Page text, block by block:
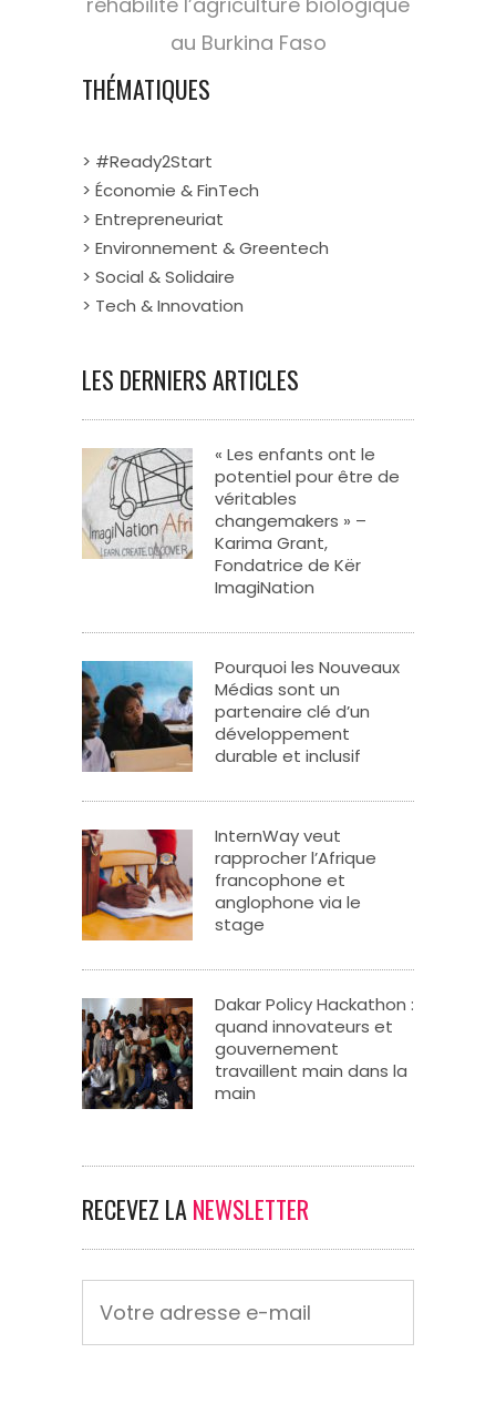
au Burkina Faso
THÉMATIQUES
> #Ready2Start
> Économie & FinTech
> Entrepreneuriat
> Environnement & Greentech
> Social & Solidaire
> Tech & Innovation
LES DERNIERS ARTICLES
« Les enfants ont le
potentiel pour être de
véritables
changemakers » –
Karima Grant,
Fondatrice de Kër
ImagiNation
Pourquoi les Nouveaux
Médias sont un
partenaire clé d’un
développement
durable et inclusif
InternWay veut
rapprocher l’Afrique
francophone et
anglophone via le
stage
Dakar Policy Hackathon :
quand innovateurs et
gouvernement
travaillent main dans la
main
RECEVEZ LA NEWSLETTER